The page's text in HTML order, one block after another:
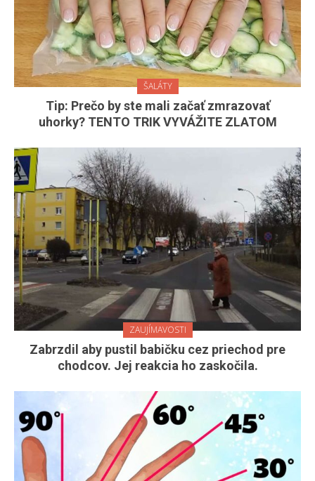
ŠALÁTY
Tip: Prečo by ste mali začať zmrazovať
uhorky? TENTO TRIK VYVÁŽITE ZLATOM
ZAUJÍMAVOSTI
Zabrzdil aby pustil babičku cez priechod pre
chodcov. Jej reakcia ho zaskočila.